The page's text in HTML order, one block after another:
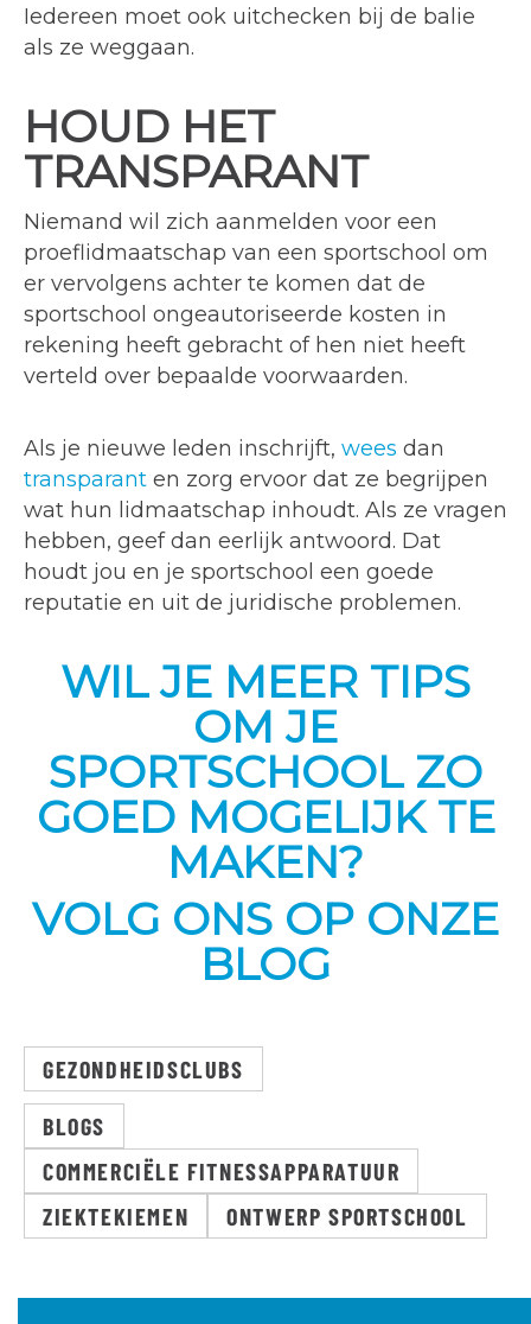
Iedereen moet ook uitchecken bij de balie
als ze weggaan.
HOUD HET
TRANSPARANT
Niemand wil zich aanmelden voor een
proeflidmaatschap van een sportschool om
er vervolgens achter te komen dat de
sportschool ongeautoriseerde kosten in
rekening heeft gebracht of hen niet heeft
verteld over bepaalde voorwaarden.
Als je nieuwe leden inschrijft, wees dan
transparant en zorg ervoor dat ze begrijpen
wat hun lidmaatschap inhoudt. Als ze vragen
hebben, geef dan eerlijk antwoord. Dat
houdt jou en je sportschool een goede
reputatie en uit de juridische problemen.
WIL JE MEER TIPS
OM JE
SPORTSCHOOL ZO
GOED MOGELIJK TE
MAKEN?
VOLG ONS OP ONZE
BLOG
GEZONDHEIDSCLUBS
BLOGS
COMMERCIËLE FITNESSAPPARATUUR
ZIEKTEKIEMEN
ONTWERP SPORTSCHOOL